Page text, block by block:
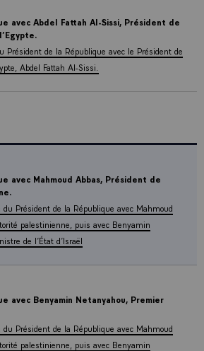
avec Abdel Fattah Al-Sissi, Président de
Président de la République avec le Président de
Abdel Fattah Al-Sissi.
avec Mahmoud Abbas, Président de
Président de la République avec Mahmoud
palestinienne, puis avec Benyamin
de l’État d’Israël
avec Benyamin Netanyahou, Premier
Président de la République avec Mahmoud
palestinienne, puis avec Benyamin